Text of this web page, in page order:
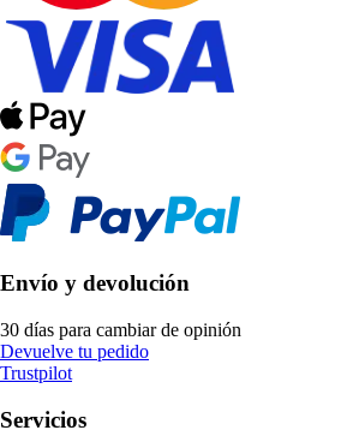
Envío y devolución
30 días para cambiar de opinión
Devuelve tu pedido
Trustpilot
Servicios